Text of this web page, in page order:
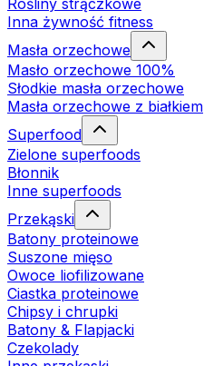
Rośliny strączkowe
Inna żywność fitness
Masła orzechowe
Masło orzechowe 100%
Słodkie masła orzechowe
Masła orzechowe z białkiem
Superfood
Zielone superfoods
Błonnik
Inne superfoods
Przekąski
Batony proteinowe
Suszone mięso
Owoce liofilizowane
Ciastka proteinowe
Chipsy i chrupki
Batony & Flapjacki
Czekolady